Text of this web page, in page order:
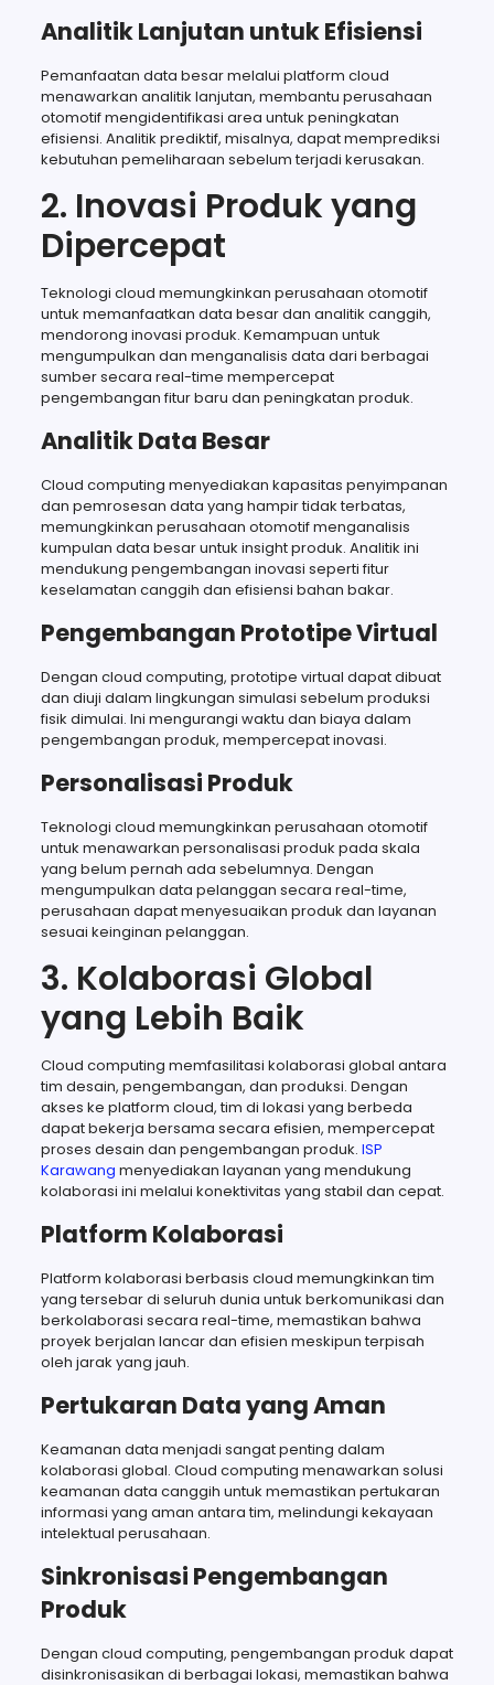
Analitik Lanjutan untuk Efisiensi
Pemanfaatan data besar melalui platform cloud
menawarkan analitik lanjutan, membantu perusahaan
otomotif mengidentifikasi area untuk peningkatan
efisiensi. Analitik prediktif, misalnya, dapat memprediksi
kebutuhan pemeliharaan sebelum terjadi kerusakan.
2. Inovasi Produk yang
Dipercepat
Teknologi cloud memungkinkan perusahaan otomotif
untuk memanfaatkan data besar dan analitik canggih,
mendorong inovasi produk. Kemampuan untuk
mengumpulkan dan menganalisis data dari berbagai
sumber secara real-time mempercepat
pengembangan fitur baru dan peningkatan produk.
Analitik Data Besar
Cloud computing menyediakan kapasitas penyimpanan
dan pemrosesan data yang hampir tidak terbatas,
memungkinkan perusahaan otomotif menganalisis
kumpulan data besar untuk insight produk. Analitik ini
mendukung pengembangan inovasi seperti fitur
keselamatan canggih dan efisiensi bahan bakar.
Pengembangan Prototipe Virtual
Dengan cloud computing, prototipe virtual dapat dibuat
dan diuji dalam lingkungan simulasi sebelum produksi
fisik dimulai. Ini mengurangi waktu dan biaya dalam
pengembangan produk, mempercepat inovasi.
Personalisasi Produk
Teknologi cloud memungkinkan perusahaan otomotif
untuk menawarkan personalisasi produk pada skala
yang belum pernah ada sebelumnya. Dengan
mengumpulkan data pelanggan secara real-time,
perusahaan dapat menyesuaikan produk dan layanan
sesuai keinginan pelanggan.
3. Kolaborasi Global
yang Lebih Baik
Cloud computing memfasilitasi kolaborasi global antara
tim desain, pengembangan, dan produksi. Dengan
akses ke platform cloud, tim di lokasi yang berbeda
dapat bekerja bersama secara efisien, mempercepat
proses desain dan pengembangan produk. ISP
Karawang menyediakan layanan yang mendukung
kolaborasi ini melalui konektivitas yang stabil dan cepat.
Platform Kolaborasi
Platform kolaborasi berbasis cloud memungkinkan tim
yang tersebar di seluruh dunia untuk berkomunikasi dan
berkolaborasi secara real-time, memastikan bahwa
proyek berjalan lancar dan efisien meskipun terpisah
oleh jarak yang jauh.
Pertukaran Data yang Aman
Keamanan data menjadi sangat penting dalam
kolaborasi global. Cloud computing menawarkan solusi
keamanan data canggih untuk memastikan pertukaran
informasi yang aman antara tim, melindungi kekayaan
intelektual perusahaan.
Sinkronisasi Pengembangan
Produk
Dengan cloud computing, pengembangan produk dapat
disinkronisasikan di berbagai lokasi, memastikan bahwa